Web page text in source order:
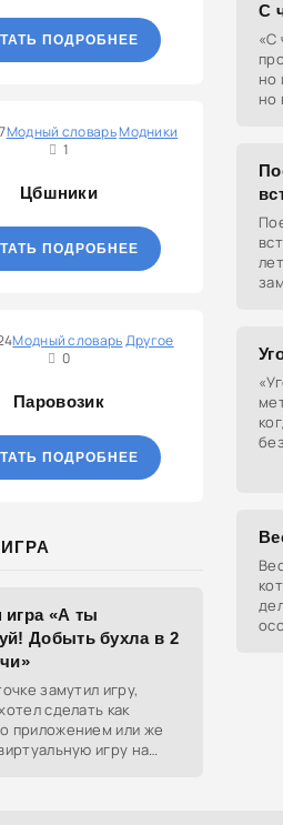
ПОДРОБНЕЕ
Модный словарьМодники
1
Цбшники
ПОДРОБНЕЕ
Модный словарьДругое
0
Паровозик
ПОДРОБНЕЕ
«А ты
Добыть бухла в 2
замутил игру,
сделать как
приложением или же
игру на
С
«С
но
но